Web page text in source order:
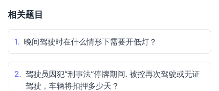
相关题目
1. 晚间驾驶时在什么情形下需要开低灯？
2. 驾驶员因犯“刑事法”停牌期间. 被控再次驾驶或无证
驾驶，车辆将扣押多少天？